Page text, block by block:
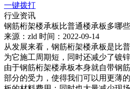
一键拨打
行业资讯
钢筋桁架楼承板比普通楼承板多哪
来源：zld 时间：2022-09-14
从发展来看，钢筋桁架楼承板是比
为它施工周期短，同时还减少了镀
由于钢筋桁架楼承板本身就自带钢
部分的受力，使得我们可以用更薄